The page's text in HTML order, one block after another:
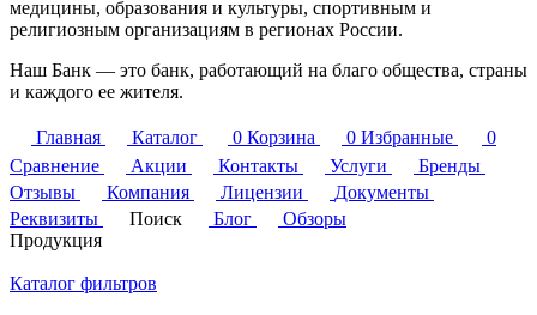
медицины, образования и культуры, спортивным и
религиозным организациям в регионах России.
Наш Банк — это банк, работающий на благо общества, cтраны
и каждого ее жителя.
Главная Каталог 0 Корзина 0 Избранные
0
Сравнение
Акции Контакты Услуги
Бренды
Отзывы
Компания Лицензии
Документы
Реквизиты
Поиск Блог
Обзоры
Продукция
Каталог фильтров